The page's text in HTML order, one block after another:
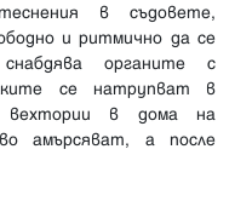
в съдовете,
и ритмично да се
органите с
се натрупват в
вехтории в дома на
амърсяват, а после